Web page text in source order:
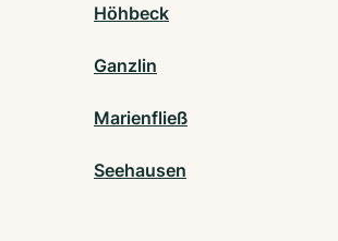
Höhbeck
Ganzlin
Marienfließ
Seehausen